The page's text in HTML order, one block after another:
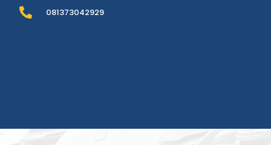
081373042929